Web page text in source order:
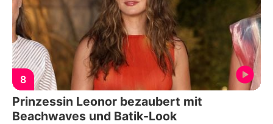
8
Prinzessin Leonor bezaubert mit
Beachwaves und Batik-Look